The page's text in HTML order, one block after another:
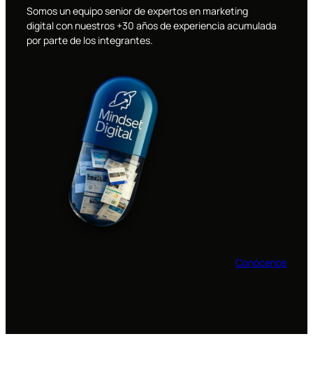
Somos un equipo senior de expertos en marketing
digital con nuestros +30 años de experiencia acumulada
por parte de los integrantes.
Conócenos